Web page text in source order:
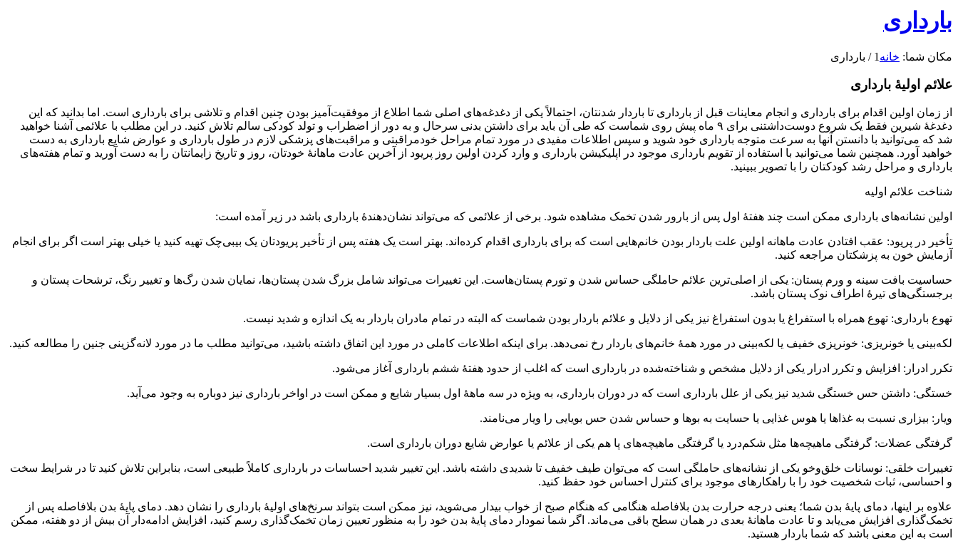
بارداری
مکان شما: خانه 1
/ بارداری
علائم اولیۀ بارداری
از زمان اولین اقدام برای بارداری و انجام معاینات قبل از بارداری تا باردار شدنتان، احتمالاً یکی از دغدغه‌های اصلی شما اطلاع از موفقیت‌آمیز بودن چنین اقدام و تلاشی برای بارداری است. اما بدانید که این
دغدغهٔ شیرین فقط یک شروع دوست‌داشتنی برای ۹ ماه پیش روی شماست که طی آن باید برای داشتن بدنی سرحال و به دور از اضطراب و تولد کودکی سالم تلاش کنید. در این مطلب با علائمی آشنا خواهید
شد که می‌توانید با دانستن آنها به سرعت متوجه بارداری خود شوید و سپس اطلاعات مفیدی در مورد تمام مراحل خودمراقبتی و مراقبت‌های پزشکی لازم در طول بارداری و عوارض شایع بارداری به دست
خواهید آورد. همچنین شما می‌توانید با استفاده از تقویم بارداری موجود در اپلیکیشن بارداری و وارد کردن اولین روز پریود از آخرین عادت ماهانهٔ خودتان، روز و تاریخ زایمانتان را به دست آورید و تمام هفته‌های
بارداری و مراحل رشد کودکتان را با تصویر ببینید.
شناخت علائم اولیه‌
اولین نشانه‌های بارداری ممکن است چند هفتۀ اول پس از بارور شدن تخمک مشاهده شود. برخی از علائمی که می‌تواند نشان‌دهندۀ بارداری باشد در زیر آمده است:
تأخیر در پریود: عقب افتادن عادت ماهانه اولین علت باردار بودن خانم‌هایی است که برای بارداری اقدام کرده‌اند. بهتر است یک هفته پس از تأخیر پریودتان یک بیبی‌چک تهیه کنید یا خیلی بهتر است اگر برای انجام
آزمایش خون به پزشکتان مراجعه کنید.
حساسیت بافت سینه و ورم پستان: یکی از اصلی‌ترین علائم حاملگی حساس شدن و تورم پستان‌هاست. این تغییرات می‌تواند شامل بزرگ شدن پستان‌ها، نمایان شدن رگ‌ها و تغییر رنگ، ترشحات پستان‌ و
برجستگی‌های تیرۀ اطراف نوک پستان‌ باشد.
تهوع بارداری: تهوع همراه با استفراغ یا بدون استفراغ نیز یکی از دلایل و علائم باردار بودن شماست که البته در تمام مادران باردار به یک اندازه و شدید نیست.
لکه‌بینی یا خونریزی: خونریزی خفیف یا لکه‌بینی در مورد همهٔ خانم‌های باردار رخ نمی‌دهد. برای اینکه اطلاعات کاملی در مورد این اتفاق داشته باشید، می‌توانید مطلب ما در مورد لانه‌گزینی جنین را مطالعه کنید.
تکرر ادرار: افزایش و تکرر ادرار یکی از دلایل مشخص و شناخته‌شده در بارداری است که اغلب از حدود هفتۀ ششم بارداری آغاز می‌شود.
خستگی: داشتن حس خستگی شدید نیز یکی از علل بارداری است که در دوران بارداری، به ویژه در سه ماهۀ اول بسیار شایع و ممکن است در اواخر بارداری نیز دوباره به وجود می‌آید.
ویار: بیزاری نسبت به غذاها یا هوس غذایی یا حسایت به بوها و حساس شدن حس بویایی را ویار می‌نامند.
گرفتگی عضلات: گرفتگی ماهیچه‌ها مثل شکم‌درد یا گرفتگی ماهیچه‌های پا هم یکی از علائم یا عوارض شایع دوران بارداری است.
تغییرات خلقی: نوسانات خلق‌وخو یکی از نشانه‌های حاملگی است که می‌توان طیف خفیف تا شدیدی داشته باشد. این تغییر شدید احساسات در بارداری کاملاً طبیعی است، بنابراین تلاش کنید تا در شرایط سخت
و احساسی، ثبات شخصیت خود را با راهکارهای موجود برای کنترل احساس خود حفظ کنید.
علاوه بر اینها، دمای پایۀ بدن شما؛ یعنی درجه حرارت بدن بلافاصله هنگامی که هنگام صبح از خواب بیدار می‌شوید، نیز ممکن است بتواند سرنخ‌های اولیۀ بارداری را نشان دهد. دمای پایۀ بدن بلافاصله پس از
تخمک‌گذاری افزایش می‌یابد و تا عادت ماهانۀ بعدی در همان سطح باقی می‌ماند. اگر شما نمودار دمای پایۀ بدن خود را به منظور تعیین زمان تخمک‌گذاری رسم کنید، افزایش ادامه‌دار آن بیش از دو هفته، ممکن
است به این معنی باشد که شما باردار هستید.